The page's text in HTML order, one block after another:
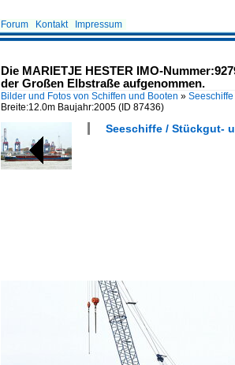
Forum Kontakt Impressum
Die MARIETJE HESTER IMO-
der Großen Elbstraße aufgenommen.
Bilder und Fotos von Schiffen und Booten » Seeschiffe
Breite:12.0m Baujahr:2005 (ID 87436)
Seeschiffe / Stückgut-